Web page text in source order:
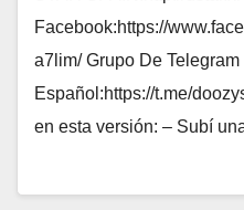
Facebook:https://
a7lim/ Grupo De Telegram
Español:https://t.me/
en esta versión: – Subí